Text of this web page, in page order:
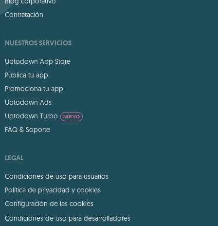
Contratación
NUESTROS SERVICIOS
Uptodown App Store
Publica tu app
Promociona tu app
Uptodown Ads
Uptodown Turbo
NUEVO
FAQ & Soporte
LEGAL
Condiciones de uso para usuarios
Política de privacidad y cookies
Configuración de las cookies
Condiciones de uso para desarrolladores